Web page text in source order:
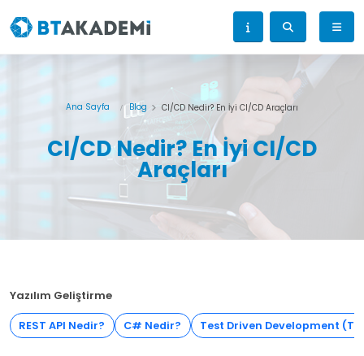
CI/CD Nedir? En İyi CI/CD
Araçları
Ana Sayfa Blog CI/CD Nedir? En İyi CI/CD Araçları
Yazılım Geliştirme
REST API Nedir? C# Nedir? Test Driven Development